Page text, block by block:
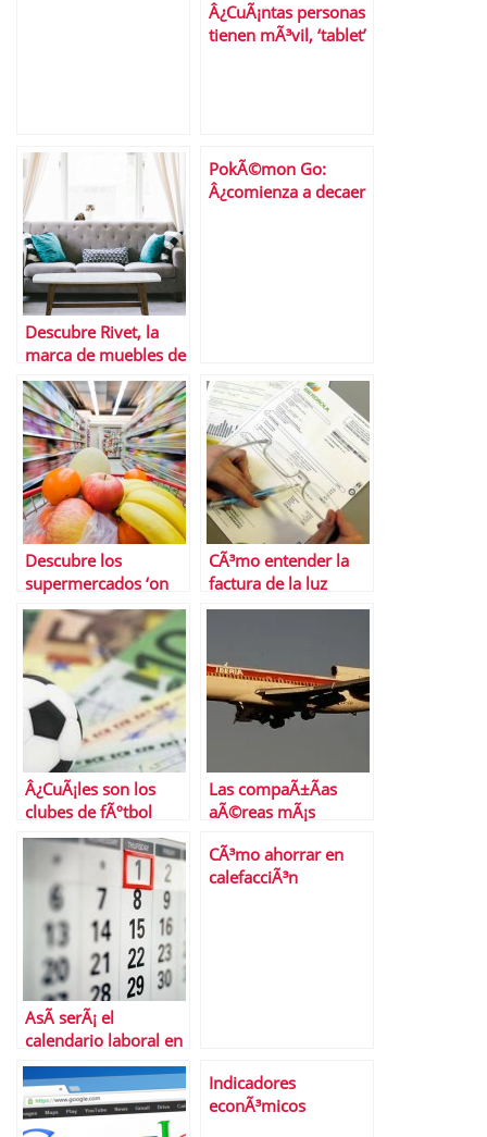
Â¿CuÃ¡ntas personas
tienen mÃ³vil, ‘tablet’
Descubre Rivet, la
marca de muebles de
Amazon
PokÃ©mon Go:
Â¿comienza a decaer
Descubre los
supermercados ‘on
line’ mÃ¡s baratos
CÃ³mo entender la
factura de la luz
Â¿CuÃ¡les son los
clubes de fÃºtbol
mÃ¡s valiosos del
mundo?
Las compaÃ±Ã­as
aÃ©reas mÃ¡s
AsÃ­ serÃ¡ el
calendario laboral en
2018
CÃ³mo ahorrar en
calefacciÃ³n
Indicadores
econÃ³micos